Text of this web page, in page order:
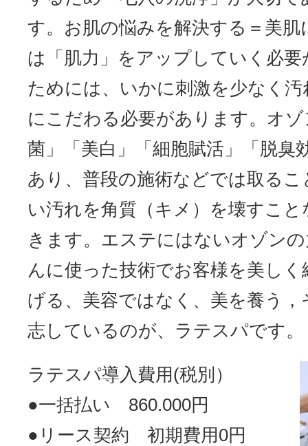
す。お肌の悩みを解決する＝美
は「肌力」をアップしていく必
ためには、いかに刺激を少なく
にこだわる必要があります。オ
菌」「美白」「細胞賦活」「脱臭
あり、普段の施術などでは取る
い汚れを角質（キメ）を壊すこ
きます。エステにはないオゾン
んに使った技術でお客様を美し
げる、美容ではなく、美を養う，
志しているのが、ラテスパです。
ラテスパ導入費用(税別）
●一括払い 860.000円
●リース契約 初期費用0円